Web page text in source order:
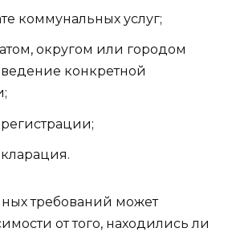
коммунальных услуг;
округом или городом
конкретной
требований может
от того, находились ли